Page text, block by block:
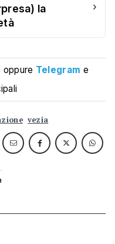
la
›
oppure Telegram e
vezia